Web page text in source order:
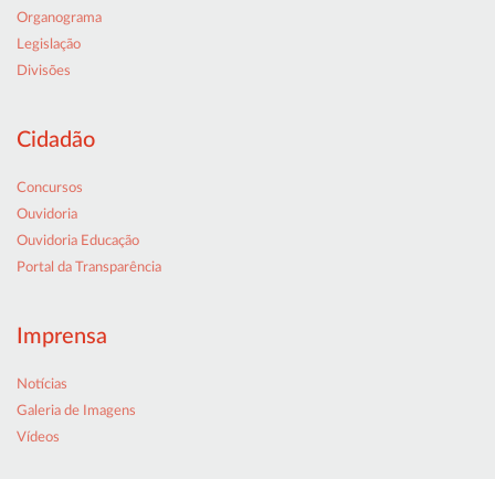
Organograma
Legislação
Divisões
Cidadão
Concursos
Ouvidoria
Ouvidoria Educação
Portal da Transparência
Imprensa
Notícias
Galeria de Imagens
Vídeos